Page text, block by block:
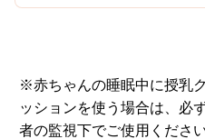
※赤ちゃんの睡眠中に授乳
ッションを使う場合は、必
者の監視下でご使用ください